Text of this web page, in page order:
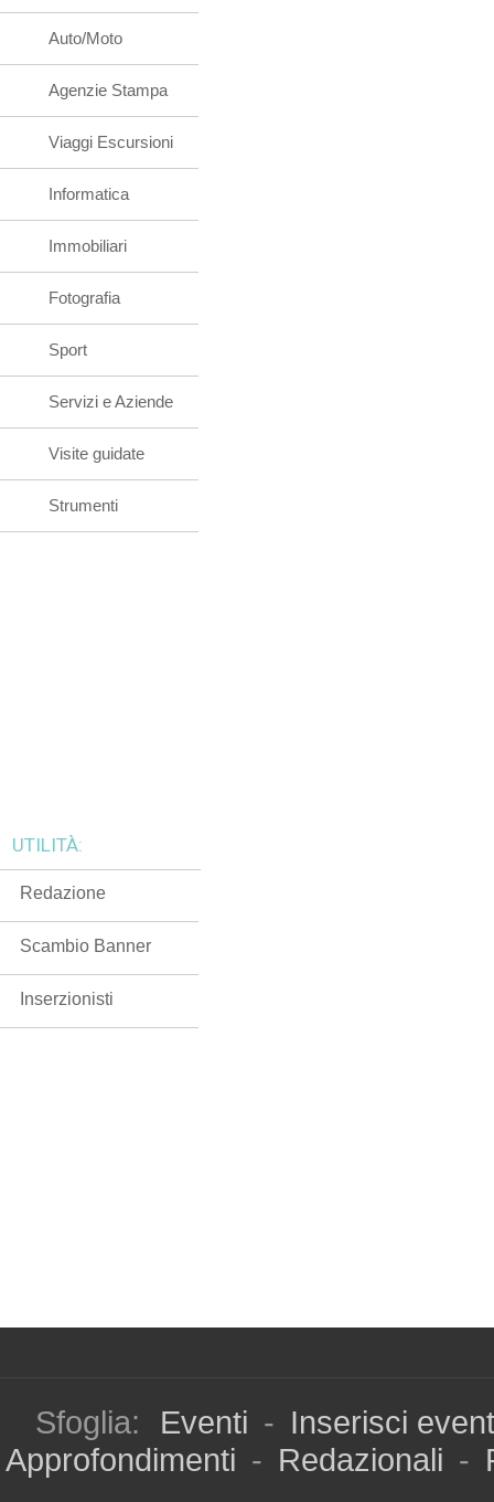
Auto/Moto
Agenzie Stampa
Viaggi Escursioni
Informatica
Immobiliari
Fotografia
Sport
Servizi e Aziende
Visite guidate
Strumenti
UTILITÀ:
Redazione
Scambio Banner
Inserzionisti
Sfoglia: Eventi - Inserisci
Approfondimenti - Redazionali -